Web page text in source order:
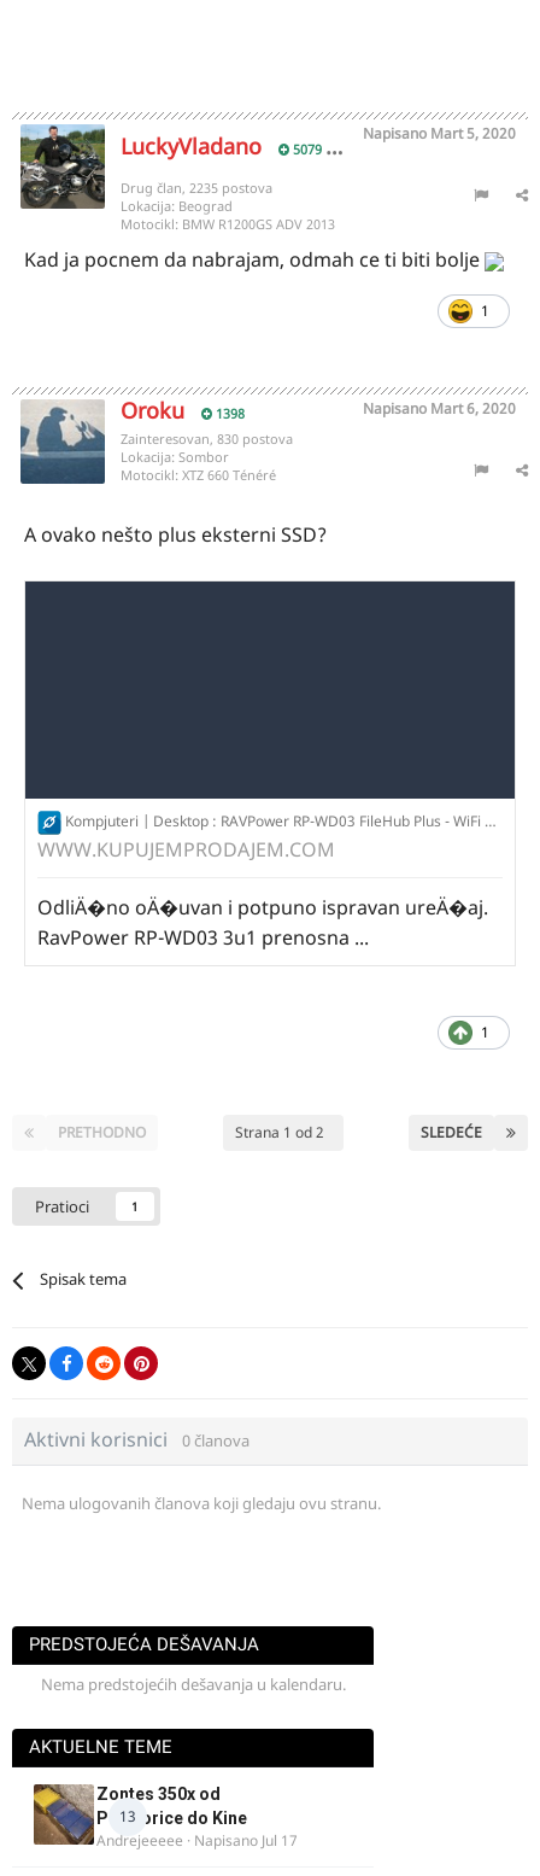
LuckyVladano 5079
Napisano Mart 5, 2020
Drug član, 2235 postova
Lokacija: Beograd
Motocikl: BMW R1200GS ADV 2013
Kad ja pocnem da nabrajam, odmah ce ti biti bolje
1
Oroku 1398 Napisano Mart 6, 2020
Zainteresovan, 830 postova
Lokacija: Sombor
Motocikl: XTZ 660 Ténéré
A ovako nešto plus eksterni SSD?
Kompjuteri | Desktop : RAVPower RP-WD03 FileHub Plus - WiFi Ruter - NAS - Baterija 12.02.2020 - ID 90791352 - KupujemProdajem
WWW.KUPUJEMPRODAJEM.COM
OdliÄ�no oÄ�uvan i potpuno ispravan ureÄ�aj.
RavPower RP-WD03 3u1 prenosna ...
1
PRETHODNO SLEDEĆE
Strana 1 od 2
Pratioci 1
Spisak tema
Aktivni korisnici 0 članova
Nema ulogovanih članova koji gledaju ovu stranu.
PREDSTOJEĆA DEŠAVANJA
Nema predstojećih dešavanja u kalendaru.
AKTUELNE TEME
13
Zontes 350x od
Podgorice do Kine
Andrejeeeee · Napisano Jul 17